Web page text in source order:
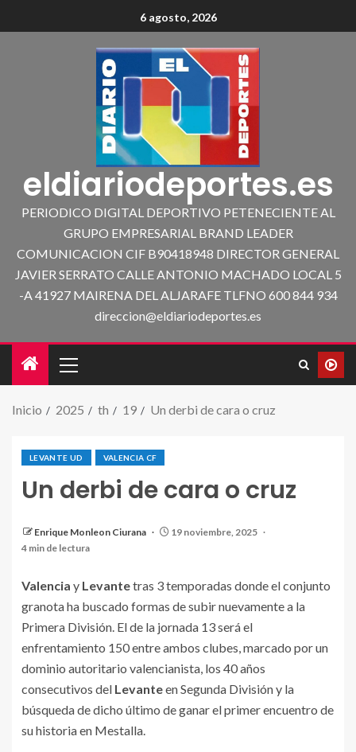
6 agosto, 2026
eldiariodeportes.es
PERIODICO DIGITAL DEPORTIVO PETENECIENTE AL
GRUPO EMPRESARIAL BRAND LEADER
COMUNICACION CIF B90418948 DIRECTOR GENERAL
JAVIER SERRATO CALLE ANTONIO MACHADO LOCAL 5
-A 41927 MAIRENA DEL ALJARAFE TLFNO 600 844 934
direccion@eldiariodeportes.es
Inicio 2025 th 19 Un derbi de cara o cruz
LEVANTE UD VALENCIA CF
Un derbi de cara o cruz
Enrique Monleon Ciurana
19 noviembre, 2025
4 min de lectura
desequilibrados de LaLiga.
Valencia y Levantetras 3 temporadas donde el conjunto
granota ha buscado formas de subir nuevamente a la
Primera División. El de la jornada 13 será el
enfrentamiento 150 entre ambos clubes, marcado por un
dominio autoritario valencianista, los 40 años
consecutivos del Levanteen Segunda División y la
búsqueda de dicho último de ganar el primer encuentro de
su historia en Mestalla.